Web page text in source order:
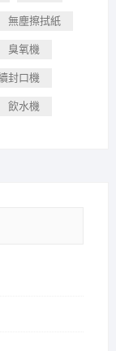
無塵擦拭紙
臭氧機
封口機
飲水機